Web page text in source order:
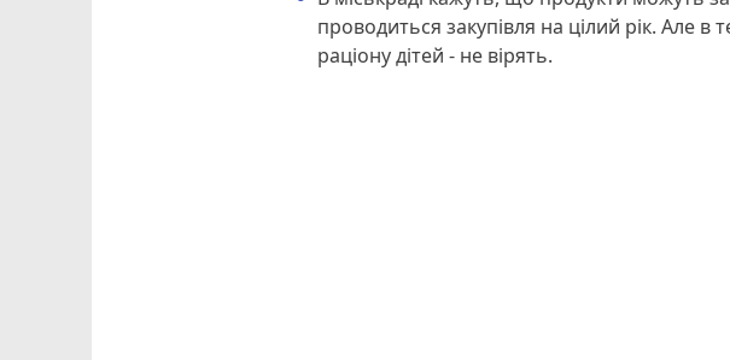
проводиться закупівля на цілий рік. Але
раціону дітей - не вірять.